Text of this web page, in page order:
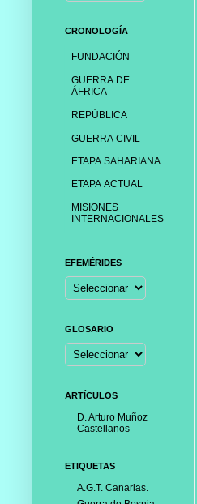
CRONOLOGÍA
FUNDACIÓN
GUERRA DE
ÁFRICA
REPÚBLICA
GUERRA CIVIL
ETAPA SAHARIANA
ETAPA ACTUAL
MISIONES
INTERNACIONALES
EFEMÉRIDES
GLOSARIO
ARTÍCULOS
D. Arturo Muñoz
Castellanos
ETIQUETAS
A.G.T. Canarias.